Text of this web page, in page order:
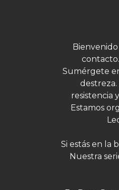
Sumérgete
resistencia
Estamos
Si estás en la
Nuestra